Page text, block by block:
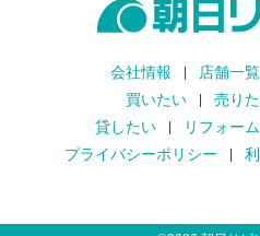
会社情報 店舗一覧
買いたい
売り
貸したい
リフォーム
プライバシーポリシー